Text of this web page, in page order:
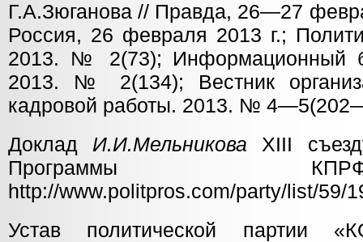
Г.А.Зюганова // Правда, 26—27
Россия, 26 февраля 2013 г.;
2013. № 2(73); Информационный
2013. № 2(134); Вестник
кадровой работы. 2013. №
Доклад И.И.Мельникова ХIII
Программы
http://www.politpros.com/party/list/59/
Устав политической партии